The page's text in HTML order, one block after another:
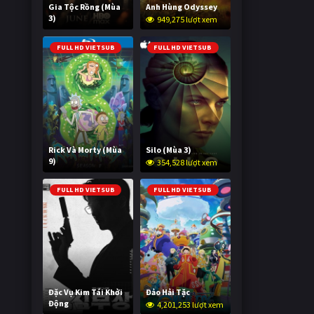
Gia Tộc Rồng (Mùa
3)
2,017,107 lượt xem
Anh Hùng Odyssey
949,275 lượt xem
FULL HD VIETSUB
Rick Và Morty (Mùa
9)
2,993,938 lượt xem
FULL HD VIETSUB
Silo (Mùa 3)
354,528 lượt xem
FULL HD VIETSUB
Đặc Vụ Kim Tái Khởi
Động
FULL HD VIETSUB
Đảo Hải Tặc
4,201,253 lượt xem